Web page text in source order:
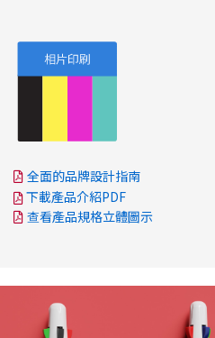
全面的品牌設計指南
下載產品介紹PDF
查看產品規格立體圖示